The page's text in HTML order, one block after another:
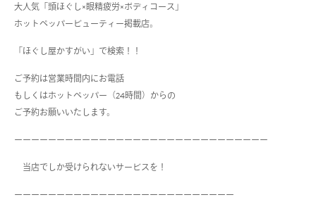
大人気「頭ほぐし×眼精疲労×ボディコース」
ホットペッパービューティー掲載店。
「ほぐし屋かすがい」で検索！！
ご予約は営業時間内にお電話
もしくはホットペッパー（24時間）からの
ご予約お願いいたします。
ーーーーーーーーーーーーーーーーーーーーーーーーーーーーーー
当店でしか受けられないサービスを！
ーーーーーーーーーーーーーーーーーーーーーーーーーー